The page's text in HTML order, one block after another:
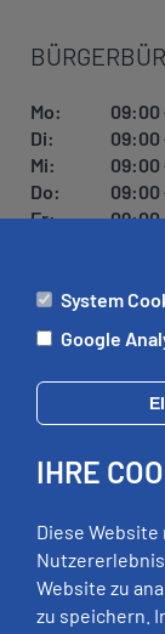
Mo:
09:00
Di:
09:00
Mi:
09:00
Do:
09:00
Fr:
09:00
ÄMTER
Di:
09:00
Mi:
Fr:
09:00
RECHTLICHES
System
Google
IHRE
Diese
Website zu
zu speichern.